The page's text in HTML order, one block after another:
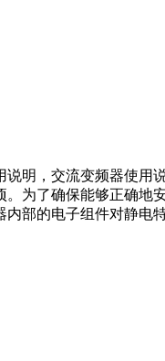
明，交流变频器使
为了确保能够正确
部的电子组件对静电